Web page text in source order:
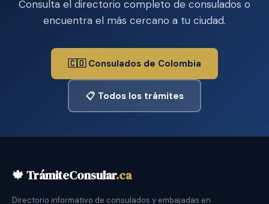
Consulta el directorio completo de consulados o
encuentra el más cercano a tu ciudad.
🇨🇴 Consulados de Colombia
📋 Todos los trámites
🍁 TrámiteConsular.ca
Directorio informativo de consulados y embajadas en